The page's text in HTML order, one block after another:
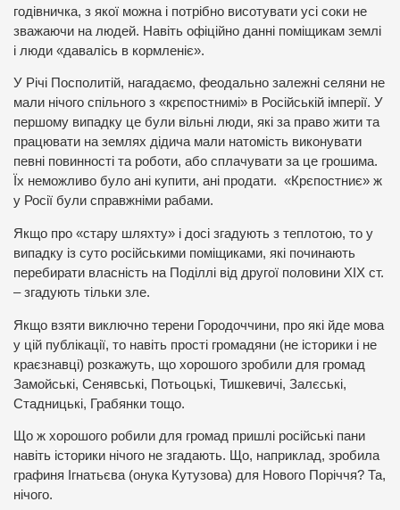
годівничка, з якої можна і потрібно висотувати усі соки не
зважаючи на людей. Навіть офіційно данні поміщикам землі
і люди «давалісь в кормленіє».
У Річі Посполитій, нагадаємо, феодально залежні селяни не
мали нічого спільного з «крєпостнимі» в Російській імперії. У
першому випадку це були вільні люди, які за право жити та
працювати на землях дідича мали натомість виконувати
певні повинності та роботи, або сплачувати за це грошима.
Їх неможливо було ані купити, ані продати. «Крєпостниє» ж
у Росії були справжніми рабами.
Якщо про «стару шляхту» і досі згадують з теплотою, то у
випадку із суто російськими поміщиками, які починають
перебирати власність на Поділлі від другої половини ХІХ ст.
– згадують тільки зле.
Якщо взяти виключно терени Городоччини, про які йде мова
у цій публікації, то навіть прості громадяни (не історики і не
краєзнавці) розкажуть, що хорошого зробили для громад
Замойські, Сенявські, Потьоцькі, Тишкевичі, Залєські,
Стадницькі, Грабянки тощо.
Що ж хорошого робили для громад пришлі російські пани
навіть історики нічого не згадають. Що, наприклад, зробила
графиня Ігнатьєва (онука Кутузова) для Нового Поріччя? Та,
нічого.